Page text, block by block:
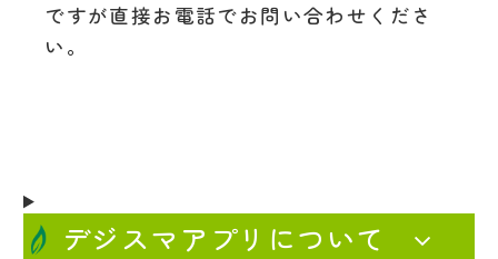
ですが直接お電話でお問い合わせくださ
い。
デジスマアプリについて